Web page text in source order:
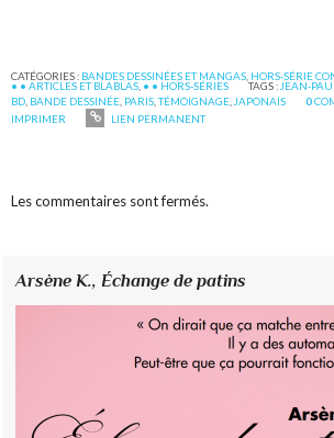
CATÉGORIES : BANDES DESSINÉES ET MANGAS HORS-SÉRIE
• • ARTICLES ET BLABLAS • • HORS-SÉRIES TAGS : JEAN-
BD BANDE DESSINÉE PARIS ,TÉMOIGNAGE JAPONAIS 0
IMPRIMER
LIEN PERMANENT
Les commentaires sont fermés.
Arsène K.,Échange de patins